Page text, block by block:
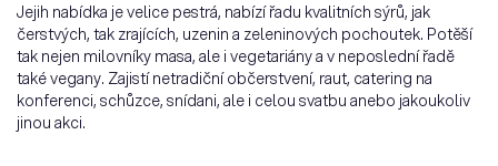
Jejih nabídka je velice pestrá, nabízí řadu kvalitních sýrů, jak
čerstvých, tak zrajících, uzenin a zeleninových pochoutek. Potěší
tak nejen milovníky masa, ale i vegetariány a v neposlední řadě
také vegany. Zajistí netradiční občerstvení, raut, catering na
konferenci, schůzce, snídani, ale i celou svatbu anebo jakoukoliv
jinou akci.